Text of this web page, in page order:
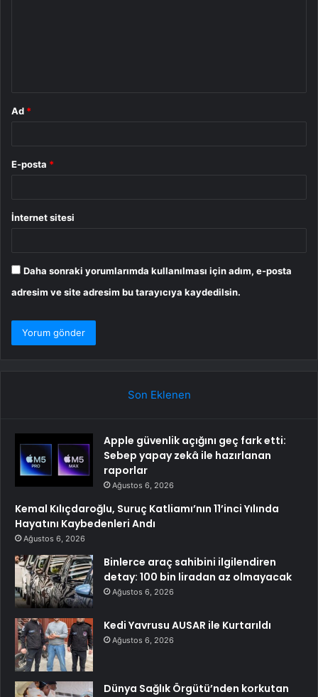
Ad *
E-posta *
İnternet sitesi
Daha sonraki yorumlarımda kullanılması için adım, e-posta
adresim ve site adresim bu tarayıcıya kaydedilsin.
Son Eklenen
Apple güvenlik açığını geç fark etti:
Sebep yapay zekâ ile hazırlanan
raporlar
Ağustos 6, 2026
Kemal Kılıçdaroğlu, Suruç Katliamı’nın 11’inci Yılında
Hayatını Kaybedenleri Andı
Ağustos 6, 2026
Binlerce araç sahibini ilgilendiren
detay: 100 bin liradan az olmayacak
Ağustos 6, 2026
Kedi Yavrusu AUSAR ile Kurtarıldı
Ağustos 6, 2026
Dünya Sağlık Örgütü’nden korkutan